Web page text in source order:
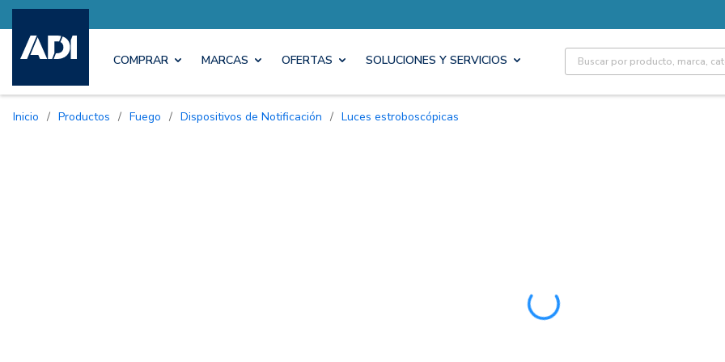
COMPRAR MARCAS OFERTAS SOLUCIONES Y SERVICIOS Site Search
Inicio / Productos / Fuego / Dispositivos de Notificación / Luces estroboscópicas